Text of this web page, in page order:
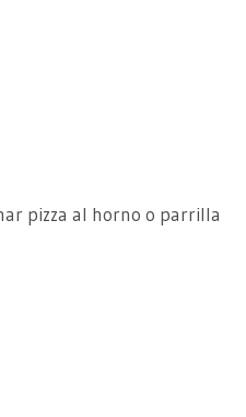
pizza al horno o parrilla